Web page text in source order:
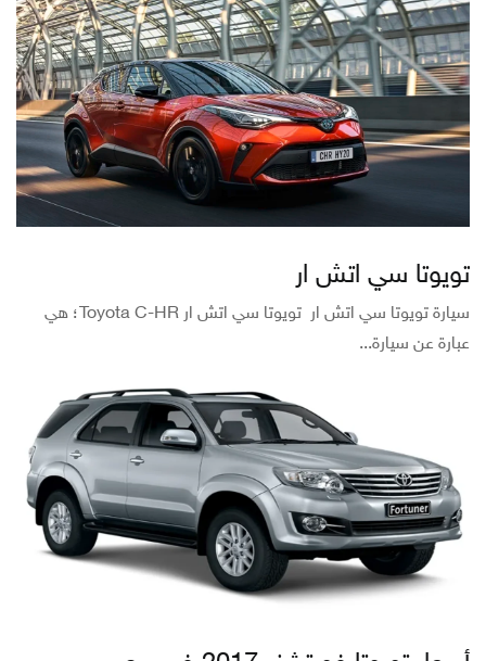
تويوتا سي اتش ار
سيارة تويوتا سي اتش ار تويوتا سي اتش ار Toyota C-HR؛ هي
عبارة عن سيارة...